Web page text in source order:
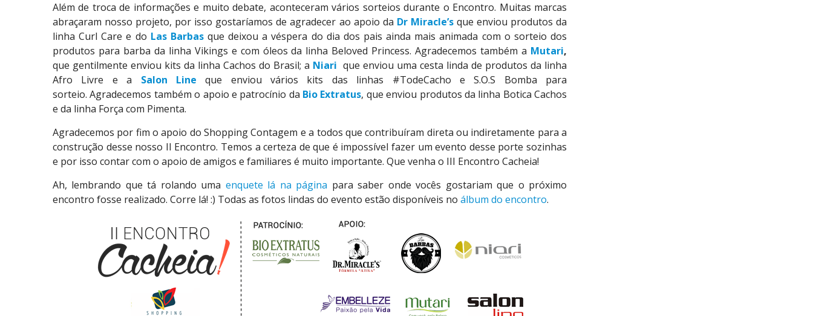
Além de troca de informações e muito debate, aconteceram vários sorteios durante o Encontro. Muitas marcas
abraçaram nosso projeto, por isso gostaríamos de agradecer ao apoio da Dr Miracle’sque enviou produtos da
linha Curl Care e do Las Barbasque deixou a véspera do dia dos pais ainda mais animada com o sorteio dos
produtos para barba da linha Vikings e com óleos da linha Beloved Princess. Agradecemos também a Mutari,
que gentilmente enviou kits da linha Cachos do Brasil; a Niari que enviou uma cesta linda de produtos da linha
Afro Livre e a Salon Line que enviou vários kits das linhas #TodeCacho e S.O.S Bomba para
sorteio. Agradecemos também o apoio e patrocínio da Bio Extratus, que enviou produtos da linha Botica Cachos
e da linha Força com Pimenta.
Agradecemos por fim o apoio do Shopping Contagem e a todos que contribuíram direta ou indiretamente para a
construção desse nosso II Encontro. Temos a certeza de que é impossível fazer um evento desse porte sozinhas
e por isso contar com o apoio de amigos e familiares é muito importante. Que venha o III Encontro Cacheia!
Ah, lembrando que tá rolando uma enquete lá na página para saber onde vocês gostariam que o próximo
encontro fosse realizado. Corre lá! :) Todas as fotos lindas do evento estão disponíveis no álbum do encontro.